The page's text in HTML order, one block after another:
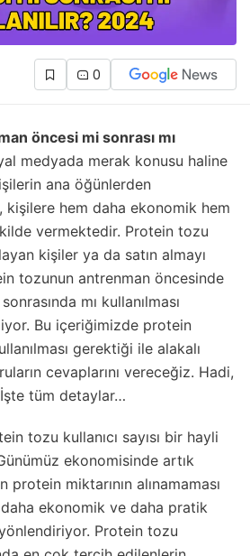
0
öncesi mi sonrası mı
medyada merak konusu haline
ana öğünlerden
kişilere hem daha ekonomik hem
vermektedir. Protein tozu
kişiler ya da satın almayı
tozunun antrenman öncesinde
mı kullanılması
Bu içeriğimizde protein
gerektiği ile alakalı
cevaplarını vereceğiz. Hadi,
tüm detaylar…
tozu kullanıcı sayısı bir hayli
ekonomisinde artık
miktarının alınamaması
ekonomik ve daha pratik
Protein tozu